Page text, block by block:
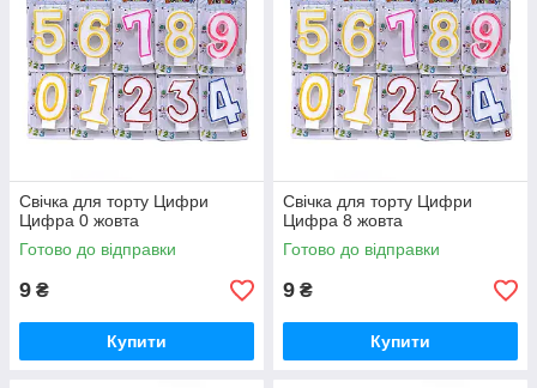
Свічка для торту Цифри
Цифра 0 жовта
Готово до відправки
9 ₴
Купити
Свічка для торту Цифри
Цифра 8 жовта
Готово до відправки
9 ₴
Купити